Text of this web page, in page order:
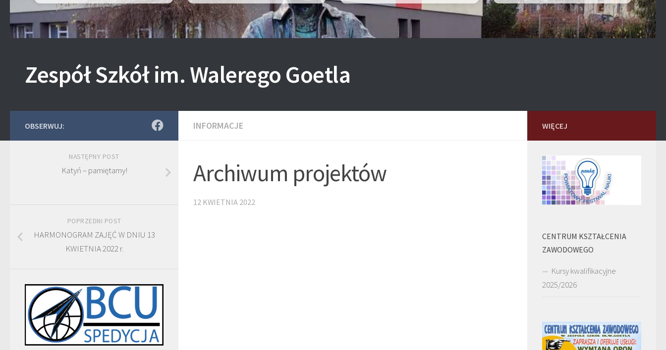
Zespół Szkół im. Walerego Goetla
INFORMACJE
Archiwum projektów
12 KWIETNIA 2022
OBSERWUJ:
NASTĘPNY POST
Katyń – pamiętamy!
POPRZEDNI POST
HARMONOGRAM ZAJĘĆ W DNIU 13
KWIETNIA 2022 r.
WIĘCEJ
CENTRUM KSZTAŁCENIA
ZAWODOWEGO
Kursy kwalifikacyjne
2025/2026